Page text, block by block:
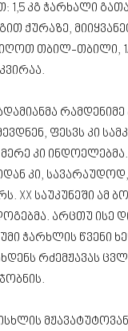
1,5 კგ ჭარხალი
ქურაზე,
თბილ-თბილი, 1/
ფესვს კი
კი
კი,
XX საუკუნეში ამ
არცთუ ისე
ჭარხლის წვენი
რძემჟავას